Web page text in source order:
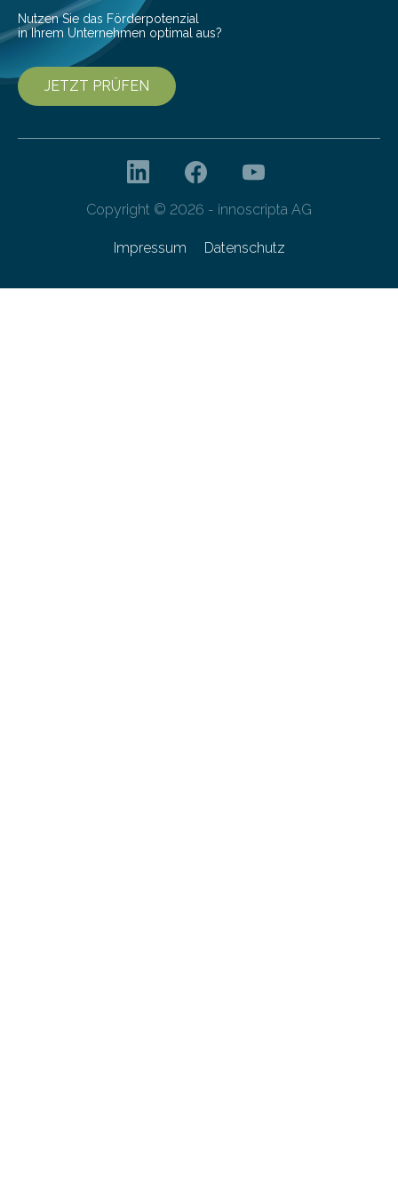
Nutzen Sie das Förderpotenzial
in Ihrem Unternehmen optimal aus?
JETZT PRÜFEN
Copyright © 2026 - innoscripta AG
Impressum Datenschutz